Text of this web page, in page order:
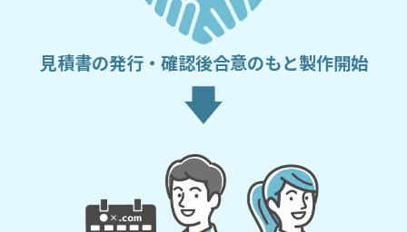
見積書の発行・確認後合意のもと製作開始